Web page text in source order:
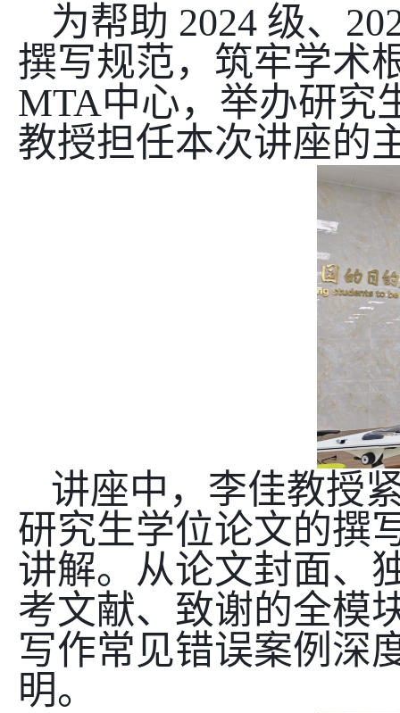
为帮助 2024 级、
撰写规范，筑牢学术
MTA中心，举办研究
教授担任本次讲座的
讲座中，李佳教授
研究生学位论文的撰
讲解。从论文封面、
考文献、致谢的全模
写作常见错误案例深
明。